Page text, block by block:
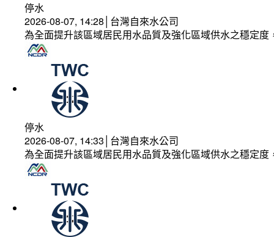
停水
2026-08-07, 14:28│台灣自來水公司
為全面提升該區域居民用水品質及強化區域供水之穩定
停水
2026-08-07, 14:33│台灣自來水公司
為全面提升該區域居民用水品質及強化區域供水之穩定